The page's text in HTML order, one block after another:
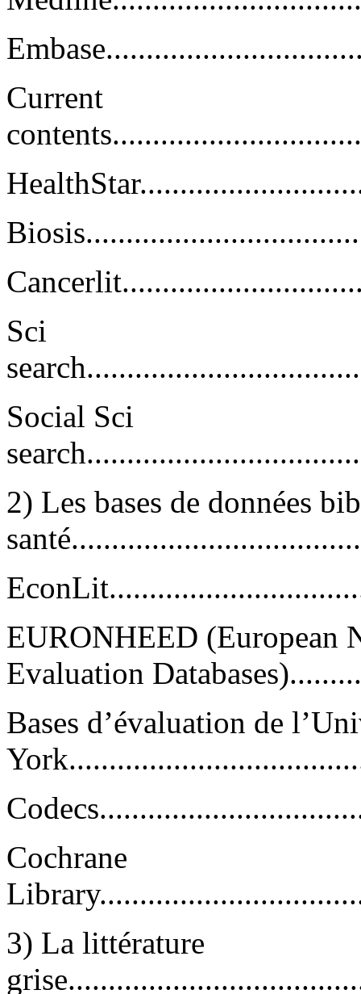
Current
Sci
Social Sci
2) Les bases de données
EURONHEED (European
Evaluation
Bases d’évaluation de
Cochrane
3) La littérature